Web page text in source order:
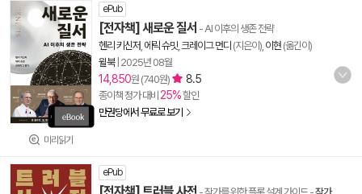
미리읽기
ePub
[전자책] 새로운 질서 - AI 이후의 생존 전략
헨리 키신저 에릭 슈밋 크레이그 먼디 (지은이), 이현 (옮긴이)
윌북| 2025년 08월
14,850원 (740원) 8.5
종이책 정가 대비 25%할인
만권당에서 무료로 보기
ePub